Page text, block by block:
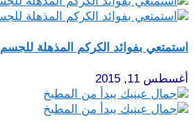
استمتعي بفوائد الكركم المذهلة للجسم
أغسطس 11, 2015